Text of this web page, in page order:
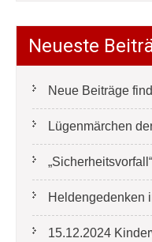
Neueste
Neue Beiträge
Lügenmärchen
Heldengedenken
15.12.2024